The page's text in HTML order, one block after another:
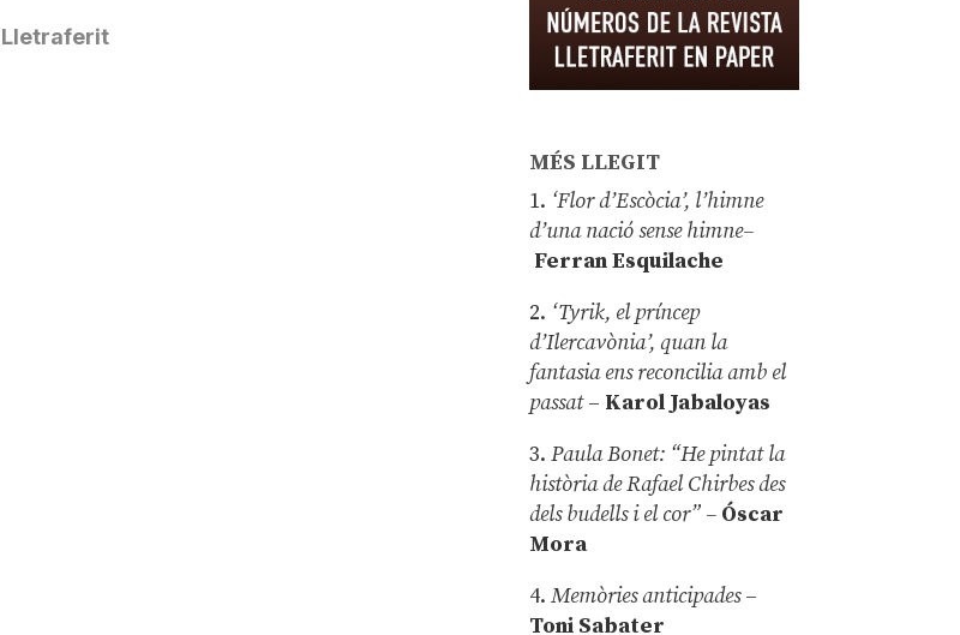
Lletraferit
MÉS LLEGIT
1. ‘Flor d’Escòcia’, l’himne
d’una nació sense himne–
Ferran Esquilache
2. ‘Tyrik, el príncep
d’Ilercavònia’, quan la
fantasia ens reconcilia amb el
passat– Karol Jabaloyas
3.Paula Bonet: “He pintat la
història de Rafael Chirbes des
dels budells i el cor” – Óscar
Mora
4.Memòries anticipades–
Toni Sabater